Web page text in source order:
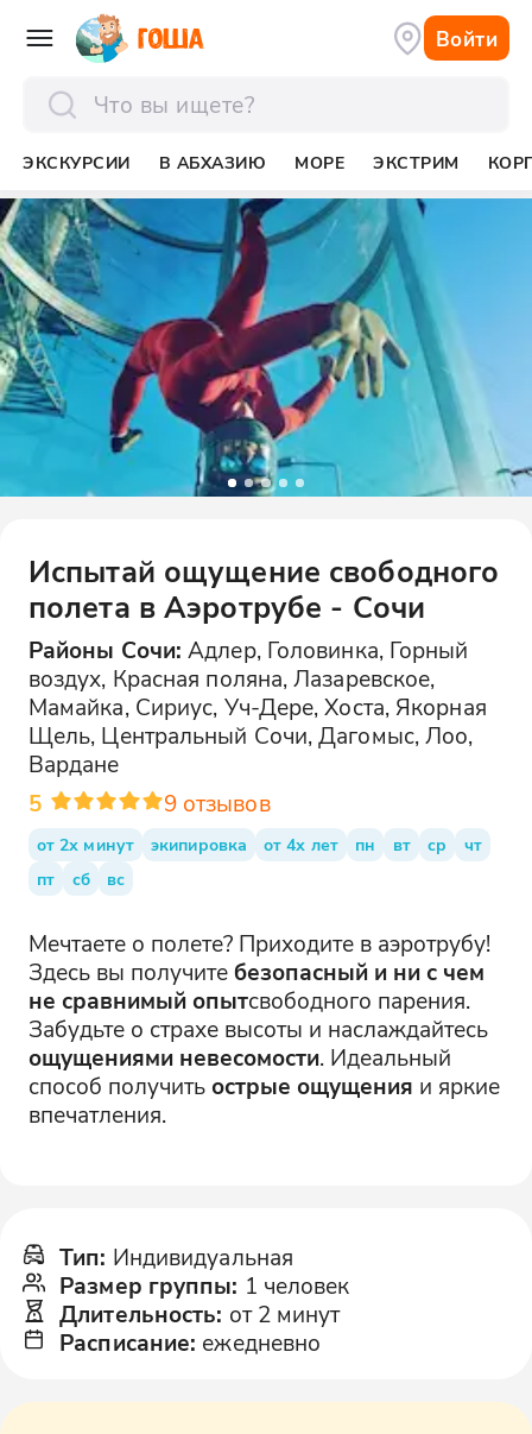
Войти
ЭКСКУРСИИ В АБХАЗИЮ МОРЕ ЭКСТРИМ
Испытай ощущение свободного
полета в Аэротрубе - Сочи
Районы Сочи: Адлер, Головинка, Горный
воздух, Красная поляна, Лазаревское,
Мамайка, Сириус, Уч-Дере, Хоста, Якорная
Щель, Центральный Сочи, Дагомыс, Лоо,
Вардане
5
9 отзывов
от 2х минут экипировка от 4х лет пн вт ср
чт
пт
сб вс
Мечтаете о полете? Приходите в аэротрубу!
Здесь вы получите безопасный и ни с чем
не сравнимый опытсвободного парения.
Забудьте о страхе высоты и наслаждайтесь
ощущениями невесомости. Идеальный
способ получить острые ощущения и яркие
впечатления.
Тип: Индивидуальная
Размер группы: 1 человек
Длительность: от 2 минут
Расписание: ежедневно